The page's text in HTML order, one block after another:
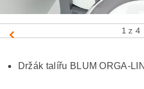
1 z 4
Držák talířu BLUM ORGA-